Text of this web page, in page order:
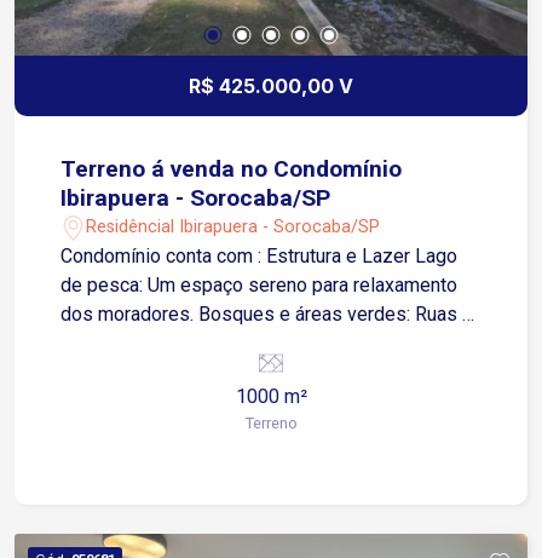
R$ 425.000,00 V
Terreno á venda no Condomínio
Ibirapuera - Sorocaba/SP
Residêncial Ibirapuera - Sorocaba/SP
Condomínio conta com : Estrutura e Lazer Lago
de pesca: Um espaço sereno para relaxamento
dos moradores. Bosques e áreas verdes: Ruas e
devido ao número reduzido de terrenos.
Segurança Portaria 24 horas: Controle de acesso
Imóveis Casas de alto padrão: Mansões e
1000 m²
Terreno